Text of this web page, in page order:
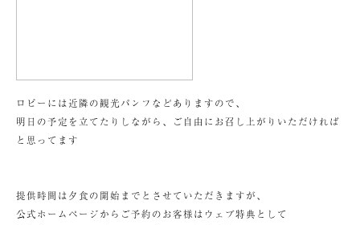
ロビーには近隣の観光パンフなどありますので、
明日の予定を立てたりしながら、ご自由にお召し上がりいただければ
と思ってます
提供時間は夕食の開始までとさせていただきますが、
公式ホームページからご予約のお客様はウェブ特典として